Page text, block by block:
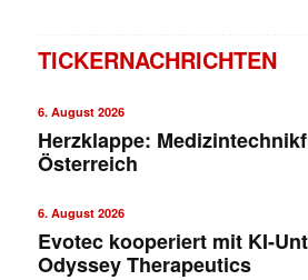
TICKERNACHRICHTEN
6. August 2026
Herzklappe:
Österreich
6. August 2026
Evotec kooperiert mit KI-
Odyssey Therapeutics